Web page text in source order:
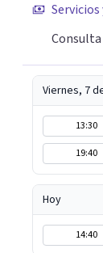
Viernes, 7
13:30
19:40
Hoy
14:40